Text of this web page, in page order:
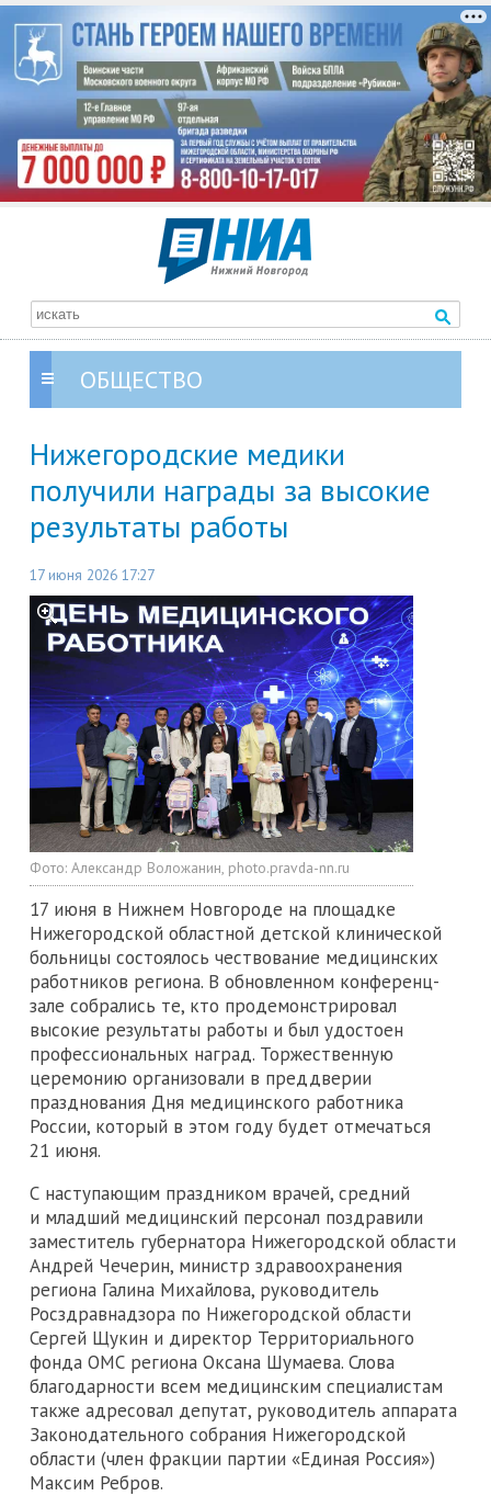
ОБЩЕСТВО
Нижегородские медики
получили награды за высокие
результаты работы
17 июня 2026 17:27
Фото: Александр Воложанин, photo.pravda-nn.ru
17 июня в Нижнем Новгороде на площадке
Нижегородской областной детской клинической
больницы состоялось чествование медицинских
работников региона. В обновленном конференц-
зале собрались те, кто продемонстрировал
высокие результаты работы и был удостоен
профессиональных наград. Торжественную
церемонию организовали в преддверии
празднования Дня медицинского работника
России, который в этом году будет отмечаться
21 июня.
С наступающим праздником врачей, средний
и младший медицинский персонал поздравили
заместитель губернатора Нижегородской области
Андрей Чечерин, министр здравоохранения
региона Галина Михайлова, руководитель
Росздравнадзора по Нижегородской области
Сергей Щукин и директор Территориального
фонда ОМС региона Оксана Шумаева. Слова
благодарности всем медицинским специалистам
также адресовал депутат, руководитель аппарата
Законодательного собрания Нижегородской
области (член фракции партии «Единая Россия»)
Максим Ребров.